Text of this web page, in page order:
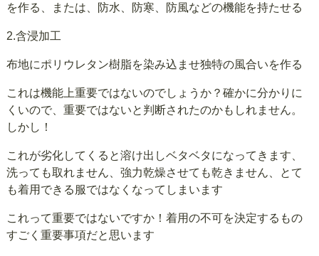
を作る、または、防水、防寒、防風などの機能を持たせる
2.含浸加工
布地にポリウレタン樹脂を染み込ませ独特の風合いを作る
これは機能上重要ではないのでしょうか？確かに分かりに
くいので、重要ではないと判断されたのかもしれません。
しかし！
これが劣化してくると溶け出しベタベタになってきます、
洗っても取れません、強力乾燥させても乾きません、とて
も着用できる服ではなくなってしまいます
これって重要ではないですか！着用の不可を決定するもの
すごく重要事項だと思います